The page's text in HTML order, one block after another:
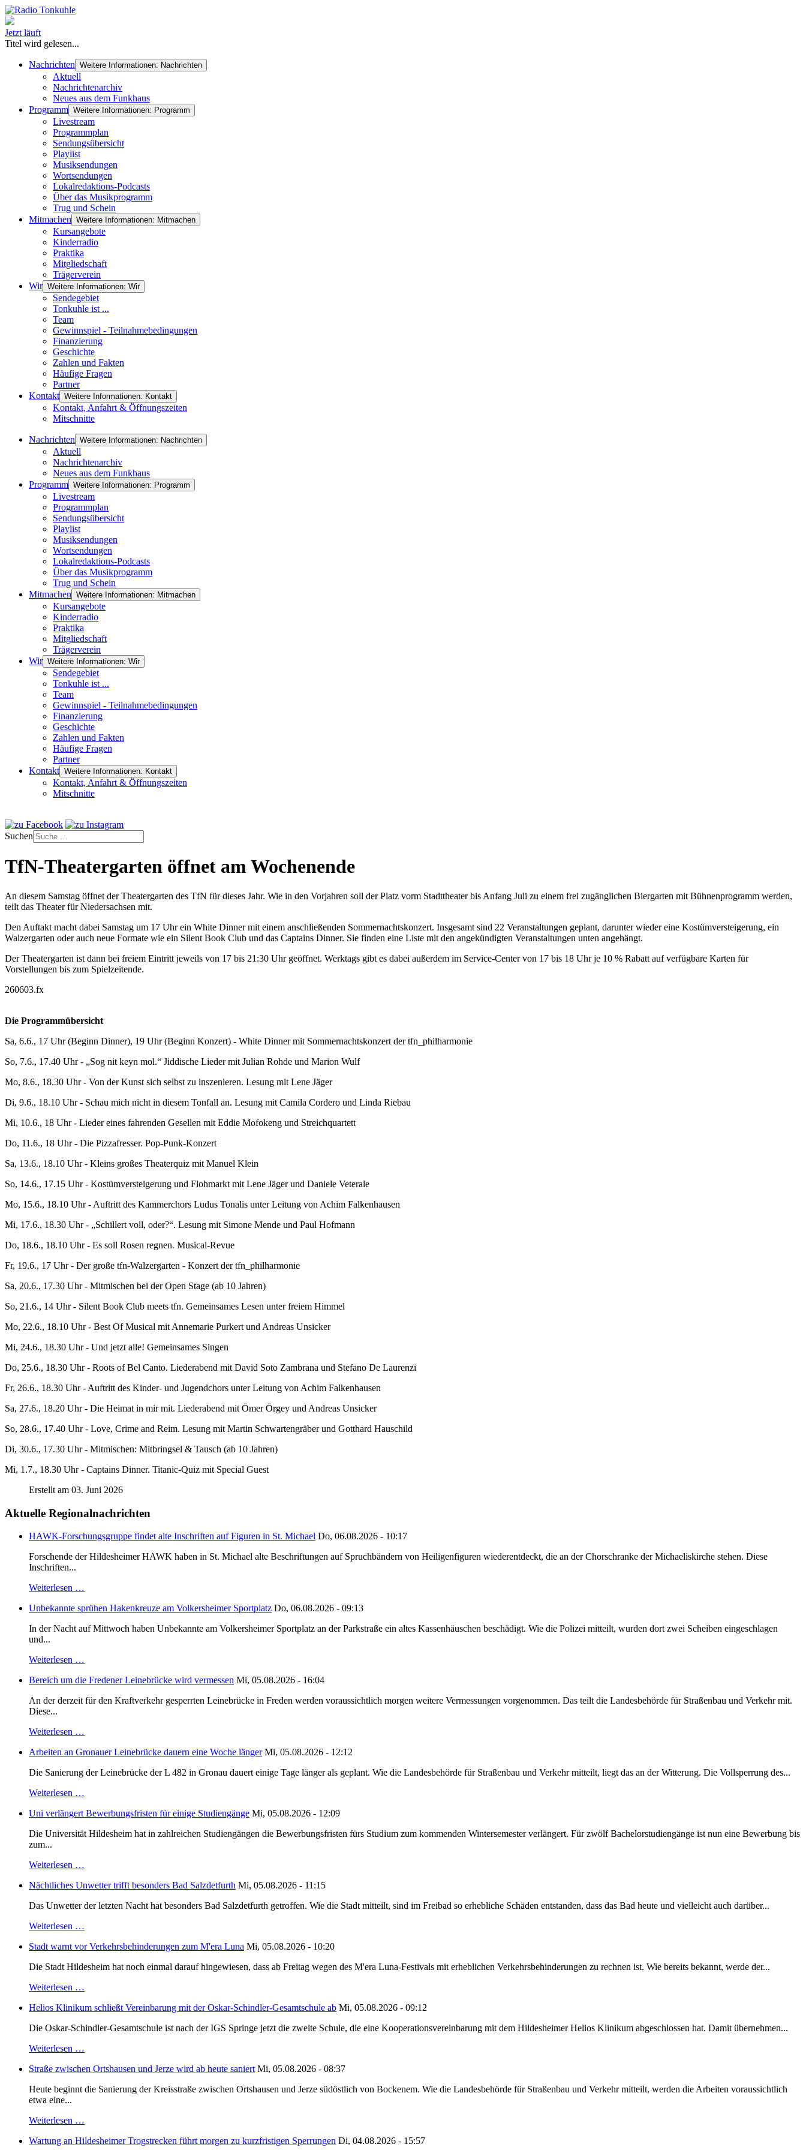
Jetzt läuft
Titel wird gelesen...
Nachrichten Weitere Informationen: Nachrichten
Aktuell
Nachrichtenarchiv
Neues aus dem Funkhaus
Programm Weitere Informationen: Programm
Livestream
Programmplan
Sendungsübersicht
Playlist
Musiksendungen
Wortsendungen
Lokalredaktions-Podcasts
Über das Musikprogramm
Trug und Schein
Mitmachen Weitere Informationen: Mitmachen
Kursangebote
Kinderradio
Praktika
Mitgliedschaft
Trägerverein
Wir Weitere Informationen: Wir
Sendegebiet
Tonkuhle ist ...
Team
Gewinnspiel - Teilnahmebedingungen
Finanzierung
Geschichte
Zahlen und Fakten
Häufige Fragen
Partner
Kontakt Weitere Informationen: Kontakt
Kontakt, Anfahrt & Öffnungszeiten
Mitschnitte
Nachrichten Weitere Informationen: Nachrichten
Aktuell
Nachrichtenarchiv
Neues aus dem Funkhaus
Programm Weitere Informationen: Programm
Livestream
Programmplan
Sendungsübersicht
Playlist
Musiksendungen
Wortsendungen
Lokalredaktions-Podcasts
Über das Musikprogramm
Trug und Schein
Mitmachen Weitere Informationen: Mitmachen
Kursangebote
Kinderradio
Praktika
Mitgliedschaft
Trägerverein
Wir Weitere Informationen: Wir
Sendegebiet
Tonkuhle ist ...
Team
Gewinnspiel - Teilnahmebedingungen
Finanzierung
Geschichte
Zahlen und Fakten
Häufige Fragen
Partner
Kontakt Weitere Informationen: Kontakt
Kontakt, Anfahrt & Öffnungszeiten
Mitschnitte
Suchen
TfN-Theatergarten öffnet am Wochenende
An diesem Samstag öffnet der Theatergarten des TfN für dieses Jahr. Wie in den Vorjahren soll der Platz vorm Stadttheater bis Anfang Juli zu einem frei zugänglichen Biergarten mit Bühnenprogramm werden,
teilt das Theater für Niedersachsen mit.
Den Auftakt macht dabei Samstag um 17 Uhr ein White Dinner mit einem anschließenden Sommernachtskonzert. Insgesamt sind 22 Veranstaltungen geplant, darunter wieder eine Kostümversteigerung, ein
Walzergarten oder auch neue Formate wie ein Silent Book Club und das Captains Dinner. Sie finden eine Liste mit den angekündigten Veranstaltungen unten angehängt.
Der Theatergarten ist dann bei freiem Eintritt jeweils von 17 bis 21:30 Uhr geöffnet. Werktags gibt es dabei außerdem im Service-Center von 17 bis 18 Uhr je 10 % Rabatt auf verfügbare Karten für
Vorstellungen bis zum Spielzeitende.
260603.fx
Die Programmübersicht
Sa, 6.6., 17 Uhr (Beginn Dinner), 19 Uhr (Beginn Konzert) - White Dinner mit Sommernachtskonzert der tfn_philharmonie
So, 7.6., 17.40 Uhr - „Sog nit keyn mol.“ Jiddische Lieder mit Julian Rohde und Marion Wulf
Mo, 8.6., 18.30 Uhr - Von der Kunst sich selbst zu inszenieren. Lesung mit Lene Jäger
Di, 9.6., 18.10 Uhr - Schau mich nicht in diesem Tonfall an. Lesung mit Camila Cordero und Linda Riebau
Mi, 10.6., 18 Uhr - Lieder eines fahrenden Gesellen mit Eddie Mofokeng und Streichquartett
Do, 11.6., 18 Uhr - Die Pizzafresser. Pop-Punk-Konzert
Sa, 13.6., 18.10 Uhr - Kleins großes Theaterquiz mit Manuel Klein
So, 14.6., 17.15 Uhr - Kostümversteigerung und Flohmarkt mit Lene Jäger und Daniele Veterale
Mo, 15.6., 18.10 Uhr - Auftritt des Kammerchors Ludus Tonalis unter Leitung von Achim Falkenhausen
Mi, 17.6., 18.30 Uhr - „Schillert voll, oder?“. Lesung mit Simone Mende und Paul Hofmann
Do, 18.6., 18.10 Uhr - Es soll Rosen regnen. Musical-Revue
Fr, 19.6., 17 Uhr - Der große tfn-Walzergarten - Konzert der tfn_philharmonie
Sa, 20.6., 17.30 Uhr - Mitmischen bei der Open Stage (ab 10 Jahren)
So, 21.6., 14 Uhr - Silent Book Club meets tfn. Gemeinsames Lesen unter freiem Himmel
Mo, 22.6., 18.10 Uhr - Best Of Musical mit Annemarie Purkert und Andreas Unsicker
Mi, 24.6., 18.30 Uhr - Und jetzt alle! Gemeinsames Singen
Do, 25.6., 18.30 Uhr - Roots of Bel Canto. Liederabend mit David Soto Zambrana und Stefano De Laurenzi
Fr, 26.6., 18.30 Uhr - Auftritt des Kinder- und Jugendchors unter Leitung von Achim Falkenhausen
Sa, 27.6., 18.20 Uhr - Die Heimat in mir mit. Liederabend mit Ömer Örgey und Andreas Unsicker
So, 28.6., 17.40 Uhr - Love, Crime and Reim. Lesung mit Martin Schwartengräber und Gotthard Hauschild
Di, 30.6., 17.30 Uhr - Mitmischen: Mitbringsel & Tausch (ab 10 Jahren)
Mi, 1.7., 18.30 Uhr - Captains Dinner. Titanic-Quiz mit Special Guest
Erstellt am 03. Juni 2026
Aktuelle Regionalnachrichten
HAWK-Forschungsgruppe findet alte Inschriften auf Figuren in St. Michael Do, 06.08.2026 - 10:17
Forschende der Hildesheimer HAWK haben in St. Michael alte Beschriftungen auf Spruchbändern von Heiligenfiguren wiederentdeckt, die an der Chorschranke der Michaeliskirche stehen. Diese
Inschriften...
Weiterlesen …
Unbekannte sprühen Hakenkreuze am Volkersheimer Sportplatz Do, 06.08.2026 - 09:13
In der Nacht auf Mittwoch haben Unbekannte am Volkersheimer Sportplatz an der Parkstraße ein altes Kassenhäuschen beschädigt. Wie die Polizei mitteilt, wurden dort zwei Scheiben eingeschlagen
und...
Weiterlesen …
Bereich um die Fredener Leinebrücke wird vermessen Mi, 05.08.2026 - 16:04
An der derzeit für den Kraftverkehr gesperrten Leinebrücke in Freden werden voraussichtlich morgen weitere Vermessungen vorgenommen. Das teilt die Landesbehörde für Straßenbau und Verkehr mit.
Diese...
Weiterlesen …
Arbeiten an Gronauer Leinebrücke dauern eine Woche länger Mi, 05.08.2026 - 12:12
Die Sanierung der Leinebrücke der L 482 in Gronau dauert einige Tage länger als geplant. Wie die Landesbehörde für Straßenbau und Verkehr mitteilt, liegt das an der Witterung. Die Vollsperrung des...
Weiterlesen …
Uni verlängert Bewerbungsfristen für einige Studiengänge Mi, 05.08.2026 - 12:09
Die Universität Hildesheim hat in zahlreichen Studiengängen die Bewerbungsfristen fürs Studium zum kommenden Wintersemester verlängert. Für zwölf Bachelorstudiengänge ist nun eine Bewerbung bis
zum...
Weiterlesen …
Nächtliches Unwetter trifft besonders Bad Salzdetfurth Mi, 05.08.2026 - 11:15
Das Unwetter der letzten Nacht hat besonders Bad Salzdetfurth getroffen. Wie die Stadt mitteilt, sind im Freibad so erhebliche Schäden entstanden, dass das Bad heute und vielleicht auch darüber...
Weiterlesen …
Stadt warnt vor Verkehrsbehinderungen zum M'era Luna Mi, 05.08.2026 - 10:20
Die Stadt Hildesheim hat noch einmal darauf hingewiesen, dass ab Freitag wegen des M'era Luna-Festivals mit erheblichen Verkehrsbehinderungen zu rechnen ist. Wie bereits bekannt, werde der...
Weiterlesen …
Helios Klinikum schließt Vereinbarung mit der Oskar-Schindler-Gesamtschule ab Mi, 05.08.2026 - 09:12
Die Oskar-Schindler-Gesamtschule ist nach der IGS Springe jetzt die zweite Schule, die eine Kooperationsvereinbarung mit dem Hildesheimer Helios Klinikum abgeschlossen hat. Damit übernehmen...
Weiterlesen …
Straße zwischen Ortshausen und Jerze wird ab heute saniert Mi, 05.08.2026 - 08:37
Heute beginnt die Sanierung der Kreisstraße zwischen Ortshausen und Jerze südöstlich von Bockenem. Wie die Landesbehörde für Straßenbau und Verkehr mitteilt, werden die Arbeiten voraussichtlich
etwa eine...
Weiterlesen …
Wartung an Hildesheimer Trogstrecken führt morgen zu kurzfristigen Sperrungen Di, 04.08.2026 - 15:57